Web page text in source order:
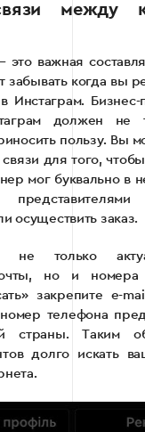
между
это важная
забывать когда вы
Инстаграм.
должен не
пользу. Вы
для того,
мог буквально в
осуществить заказ.
не только
но и номера
закрепите e-
телефона
страны. Таким
долго искать